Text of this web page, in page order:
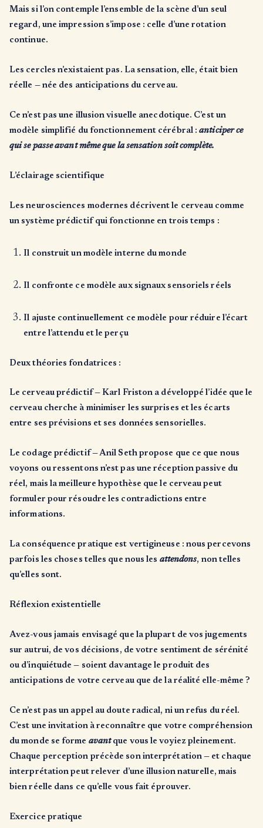
Mais si l’on contemple l’ensemble de la scène d’un seul
regard, une impression s’impose : celle d’une rotation
continue.
Les cercles n’existaient pas. La sensation, elle, était bien
réelle — née des anticipations du cerveau.
Ce n’est pas une illusion visuelle anecdotique. C’est un
modèle simplifié du fonctionnement cérébral :anticiper ce
qui se passe avant même que la sensation soit complète.
L’éclairage scientifique
Les neurosciences modernes décrivent le cerveau comme
un système prédictif qui fonctionne en trois temps :
Il construit un modèle interne du monde
Il confronte ce modèle aux signaux sensoriels réels
Il ajuste continuellement ce modèle pour réduire l’écart
entre l’attendu et le perçu
Deux théories fondatrices :
Le cerveau prédictif— Karl Friston a développé l’idée que le
cerveau cherche à minimiser les surprises et les écarts
entre ses prévisions et ses données sensorielles.
Le codage prédictif— Anil Seth propose que ce que nous
voyons ou ressentons n’est pas une réception passive du
réel, mais la meilleure hypothèse que le cerveau peut
formuler pour résoudre les contradictions entre
informations.
La conséquence pratique est vertigineuse : nous percevons
parfois les choses telles que nous les attendons, non telles
qu’elles sont.
Réflexion existentielle
Avez-vous jamais envisagé que la plupart de vos jugements
sur autrui, de vos décisions, de votre sentiment de sérénité
ou d’inquiétude — soient davantage le produit des
anticipations de votre cerveau que de la réalité elle-même ?
Ce n’est pas un appel au doute radical, ni un refus du réel.
C’est une invitation à reconnaître que votre compréhension
du monde se forme avantque vous le voyiez pleinement.
Chaque perception précède son interprétation — et chaque
interprétation peut relever d’une illusion naturelle, mais
bien réelle dans ce qu’elle vous fait éprouver.
Exercice pratique